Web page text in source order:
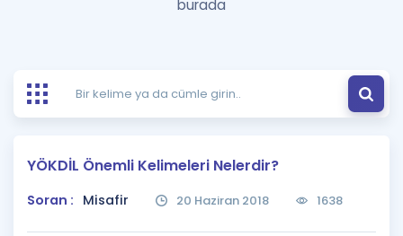
Ücretsiz Kaynaklar
Puan Hesaplama
Rehberlik Aracı
Blog
İngilizce Gramer
Hakkımızda
burada
YÖKDİL Önemli Kelimeleri Nelerdir?
Soran : Misafir 20 Haziran 2018 1638